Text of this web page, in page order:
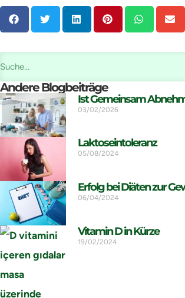
Andere Blogbeiträge
Ist Gemeinsam
03/02/2026
Laktoseintoleranz
05/08/2024
Erfolg bei Diäten zur
06/04/2024
Vitamin D in Kürze
19/02/2024